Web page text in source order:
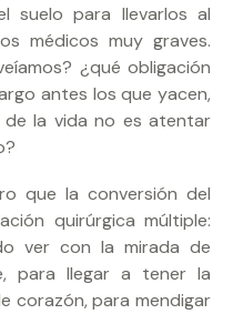
suelo para llevarlos al
médicos muy graves.
¿qué obligación
antes los que yacen,
la vida no es atentar
que la conversión del
quirúrgica múltiple:
ver con la mirada de
para llegar a tener la
corazón, para mendigar